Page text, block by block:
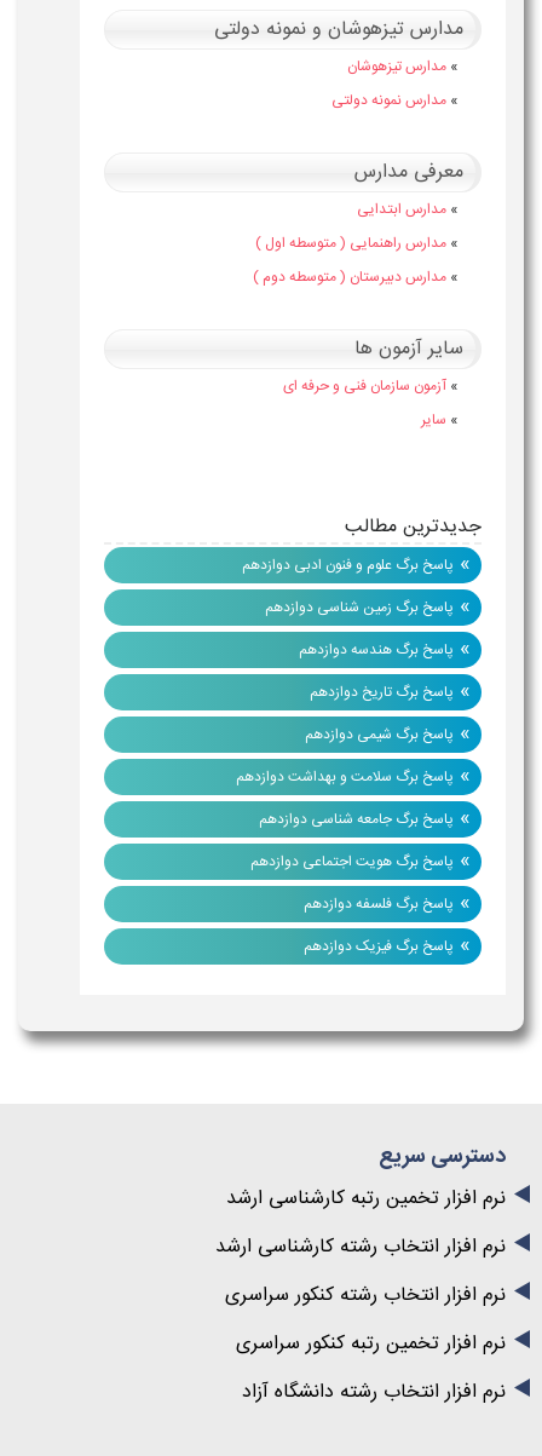
مدارس تیزهوشان و نمونه دولتی
» مدارس تیزهوشان
» مدارس نمونه دولتی
معرفی مدارس
» مدارس ابتدایی
» مدارس راهنمایی ( متوسطه اول )
» مدارس دبیرستان ( متوسطه دوم )
سایر آزمون ها
» آزمون سازمان فنی و حرفه ای
» سایر
جدیدترین مطالب
» پاسخ برگ علوم و فنون ادبی دوازدهم
» پاسخ برگ زمین شناسی دوازدهم
» پاسخ برگ هندسه دوازدهم
» پاسخ برگ تاریخ دوازدهم
» پاسخ برگ شیمی دوازدهم
» پاسخ برگ سلامت و بهداشت دوازدهم
» پاسخ برگ جامعه شناسی دوازدهم
» پاسخ برگ هویت اجتماعی دوازدهم
» پاسخ برگ فلسفه دوازدهم
» پاسخ برگ فیزیک دوازدهم
دسترسی سریع
نرم افزار تخمین رتبه کارشناسی ارشد
نرم افزار انتخاب رشته کارشناسی ارشد
نرم افزار انتخاب رشته کنکور سراسری
نرم افزار تخمین رتبه کنکور سراسری
نرم افزار انتخاب رشته دانشگاه آزاد